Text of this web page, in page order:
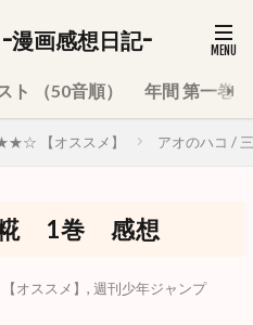
漫画感想日記-
ト （50音順） 年間 第一巻
【オススメ】 アオのハコ /
糀 1巻 感想
ススメ】 , 週刊少年ジャンプ